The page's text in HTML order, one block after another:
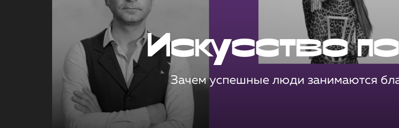
Искусство
Зачем успешные люди занимаются